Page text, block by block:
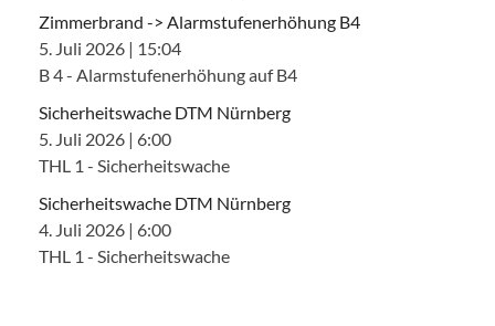
Zimmerbrand -> Alarmstufenerhöhung B4
5. Juli 2026 | 15:04
B 4 - Alarmstufenerhöhung auf B4
Sicherheitswache DTM Nürnberg
5. Juli 2026 | 6:00
THL 1 - Sicherheitswache
Sicherheitswache DTM Nürnberg
4. Juli 2026 | 6:00
THL 1 - Sicherheitswache